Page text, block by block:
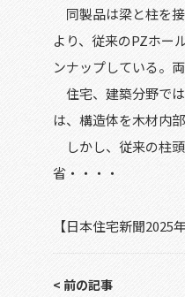
同製品は梁と柱を
より、従来のPZホー
ンナップしている。
住宅、建築分野では
は、構造体を木材内
しかし、従来の柱
省・・・・
【日本住宅新聞2025
< 前の記事